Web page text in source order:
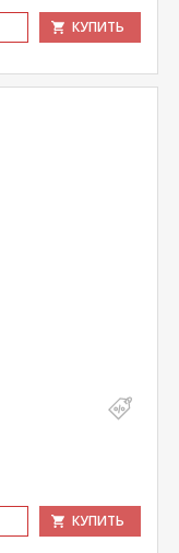
КУПИТЬ
КУПИТЬ